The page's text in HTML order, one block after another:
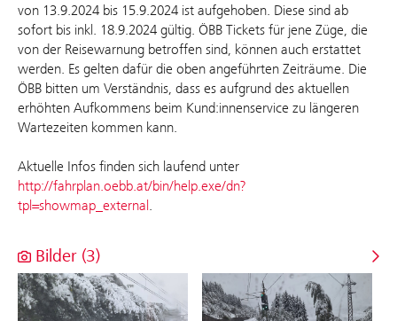
von 13.9.2024 bis 15.9.2024 ist aufgehoben. Diese sind ab
sofort bis inkl. 18.9.2024 gültig. ÖBB Tickets für jene Züge, die
von der Reisewarnung betroffen sind, können auch erstattet
werden. Es gelten dafür die oben angeführten Zeiträume. Die
ÖBB bitten um Verständnis, dass es aufgrund des aktuellen
erhöhten Aufkommens beim Kund:innenservice zu längeren
Wartezeiten kommen kann.
Aktuelle Infos finden sich laufend unter
http://fahrplan.oebb.at/bin/help.exe/dn?
tpl=showmap_external
Bilder (3)